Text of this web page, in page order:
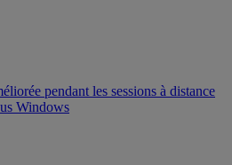
pendant les sessions à distance
Windows